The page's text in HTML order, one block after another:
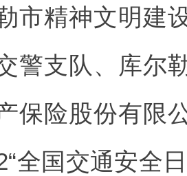
市精神文明建
警支队、库尔
保险股份有限
全国交通安全